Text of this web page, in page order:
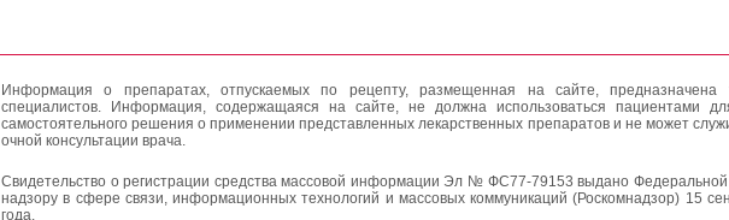
Информация о препаратах, отпускаемых по рецепту, размещенная на сайте, предназначена
специалистов. Информация, содержащаяся на сайте, не должна использоваться пациентами
самостоятельного решения о применении представленных лекарственных препаратов и не может
очной консультации врача.
Свидетельство о регистрации средства массовой информации Эл № ФС77-79153 выдано
надзору в сфере связи, информационных технологий и массовых коммуникаций (Роскомнадзор) 15
года.